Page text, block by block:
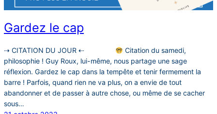
Gardez le cap
⇢ CITATION DU JOUR ⇠⠀⠀⠀⠀⠀⠀
Citation du samedi,
philosophie ! Guy Roux, lui-même, nous partage une sage
réflexion. Gardez le cap dans la tempête et tenir fermement la
barre ! Parfois, quand rien ne va plus, on a envie de tout
abandonner et de passer à autre chose, ou même de se cacher
sous…